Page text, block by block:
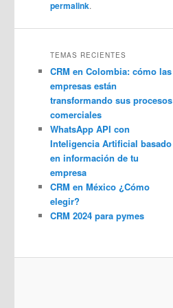
permalink.
TEMAS RECIENTES
CRM en Colombia: cómo las
empresas están
transformando sus procesos
comerciales
WhatsApp API con
Inteligencia Artificial basado
en información de tu
empresa
CRM en México ¿Cómo
elegir?
CRM 2024 para pymes